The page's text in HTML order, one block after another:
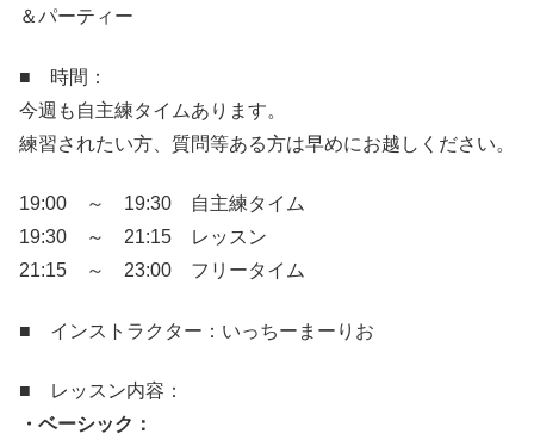
＆パーティー
■ 時間：
今週も自主練タイムあります。
練習されたい方、質問等ある方は早めにお越しください。
19:00 ～ 19:30 自主練タイム
19:30 ～ 21:15 レッスン
21:15 ～ 23:00 フリータイム
■ インストラクター：いっちーまーりお
■ レッスン内容：
・ベーシック：